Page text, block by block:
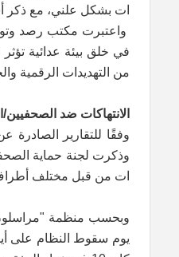
ات بشكل علني، مع ذكر
واعتبرت مكتب رصد
في خلق بيئة عدائية
من التهديدات الرقمية
الانتهاكات ضد
وذكرت لجنة حماية
ات من قبل مختلف